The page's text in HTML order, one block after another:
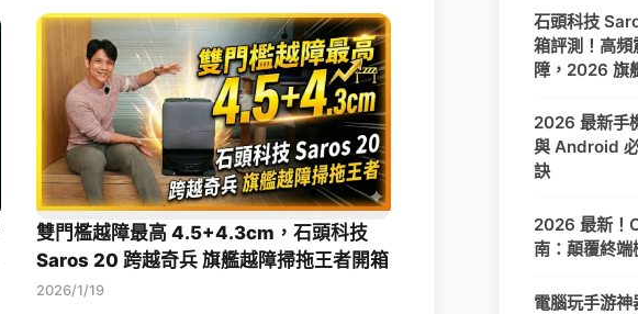
雙門檻越障最高 4.5+4.3cm，石頭科技
Saros 20 跨越奇兵 旗艦越障掃拖王者開箱
2026/1/19
石頭科技
箱評測！高
障，2026 旗
2026 最新手
與 Android
訣
2026 最新！
南：顛覆終
電腦玩手游